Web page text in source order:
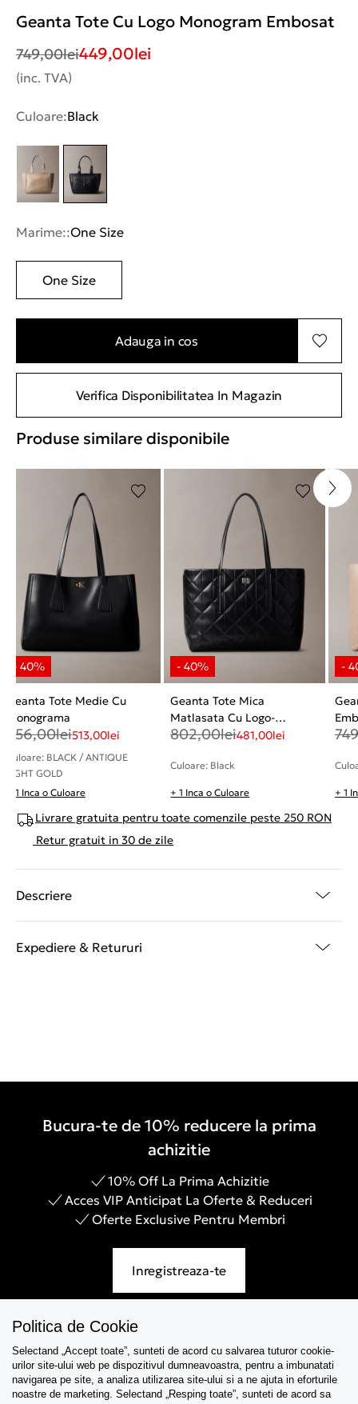
Geanta Tote Cu Logo Monogram Embosat
749,00lei449,00lei
(inc. TVA)
Culoare:Black
Marime::One Size
One Size
Adauga in cos
Verifica Disponibilitatea In Magazin
Produse similare disponibile
Geanta Tote Medie Cu
Monograma
856,00lei513,00lei
Culoare: BLACK / ANTIQUE
LIGHT GOLD
+ 1 Inca o Culoare
Geanta Tote Mica
Matlasata Cu Logo-
Emblema
802,00lei481,00lei
Culoare: Black
+ 1 Inca o Culoare + 1
Livrare gratuita pentru toate comenzile peste 250 RON
Retur gratuit in 30 de zile
Descriere
Expediere & Retururi
Bucura-te de 10% reducere la prima
achizitie
10% Off La Prima Achizitie
Acces VIP Anticipat La Oferte & Reduceri
Oferte Exclusive Pentru Membri
Inregistreaza-te
Asistenta
Colectii
Politica de Cookie
Selectand „Accept toate”, sunteti de acord cu salvarea tuturor cookie-
urilor site-ului web pe dispozitivul dumneavoastra, pentru a imbunatati
navigarea pe site, a analiza utilizarea site-ului si a ne ajuta in eforturile
noastre de marketing. Selectand „Resping toate”, sunteti de acord sa